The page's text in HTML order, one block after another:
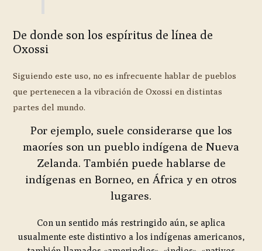
De donde son los espíritus de línea de
Oxossi
Siguiendo este uso, no es infrecuente hablar de pueblos
que pertenecen a la vibración de Oxossi en distintas
partes del mundo.
Por ejemplo, suele considerarse que los
maoríes son un pueblo indígena de Nueva
Zelanda. También puede hablarse de
indígenas en Borneo, en África y en otros
lugares.
Con un sentido más restringido aún, se aplica
usualmente este distintivo a los indígenas americanos,